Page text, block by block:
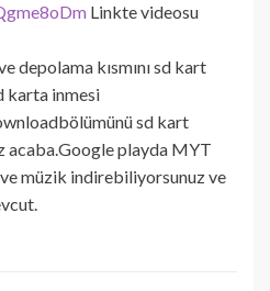
Linkte videosu
depolama kısmını sd kart
karta inmesi
sd kart
acaba.Google playda MYT
müzik indirebiliyorsunuz ve